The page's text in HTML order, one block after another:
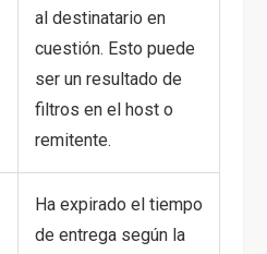
al destinatario en
cuestión. Esto puede
ser un resultado de
filtros en el host o
remitente.
Ha expirado el tiempo
de entrega según la